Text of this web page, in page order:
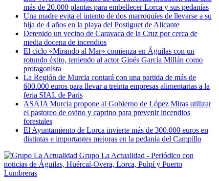
más de 20.000 plantas para embellecer Lorca y sus pedanías
Una madre evita el intento de dos marroquíes de llevarse a su
hija de 4 años en la playa del Postiguet de Alicante
Detenido un vecino de Caravaca de la Cruz por cerca de
media docena de incendios
El ciclo «Mirando al Mar» comienza en Águilas con un
rotundo éxito, teniendo al actor Ginés García Millán como
protagonista
La Región de Murcia contará con una partida de más de
600.000 euros para llevar a treinta empresas alimentarias a la
feria SIAL de París
ASAJA Murcia propone al Gobierno de López Miras utilizar
el pastoreo de ovino y caprino para prevenir incendios
forestales
El Ayuntamiento de Lorca invierte más de 300.000 euros en
distintas e importantes mejoras en la pedanía del Campillo
Grupo La Actualidad - Periódico con
noticias de Águilas, Huércal-Overa, Lorca, Pulpí y Puerto
Lumbreras